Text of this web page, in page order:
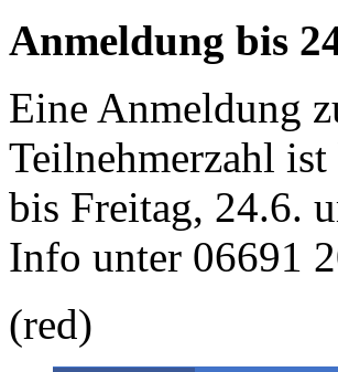
Anmeldung bis
Eine Anmeldung
Teilnehmerzahl
bis Freitag, 24.6.
Info unter 06691
(red)